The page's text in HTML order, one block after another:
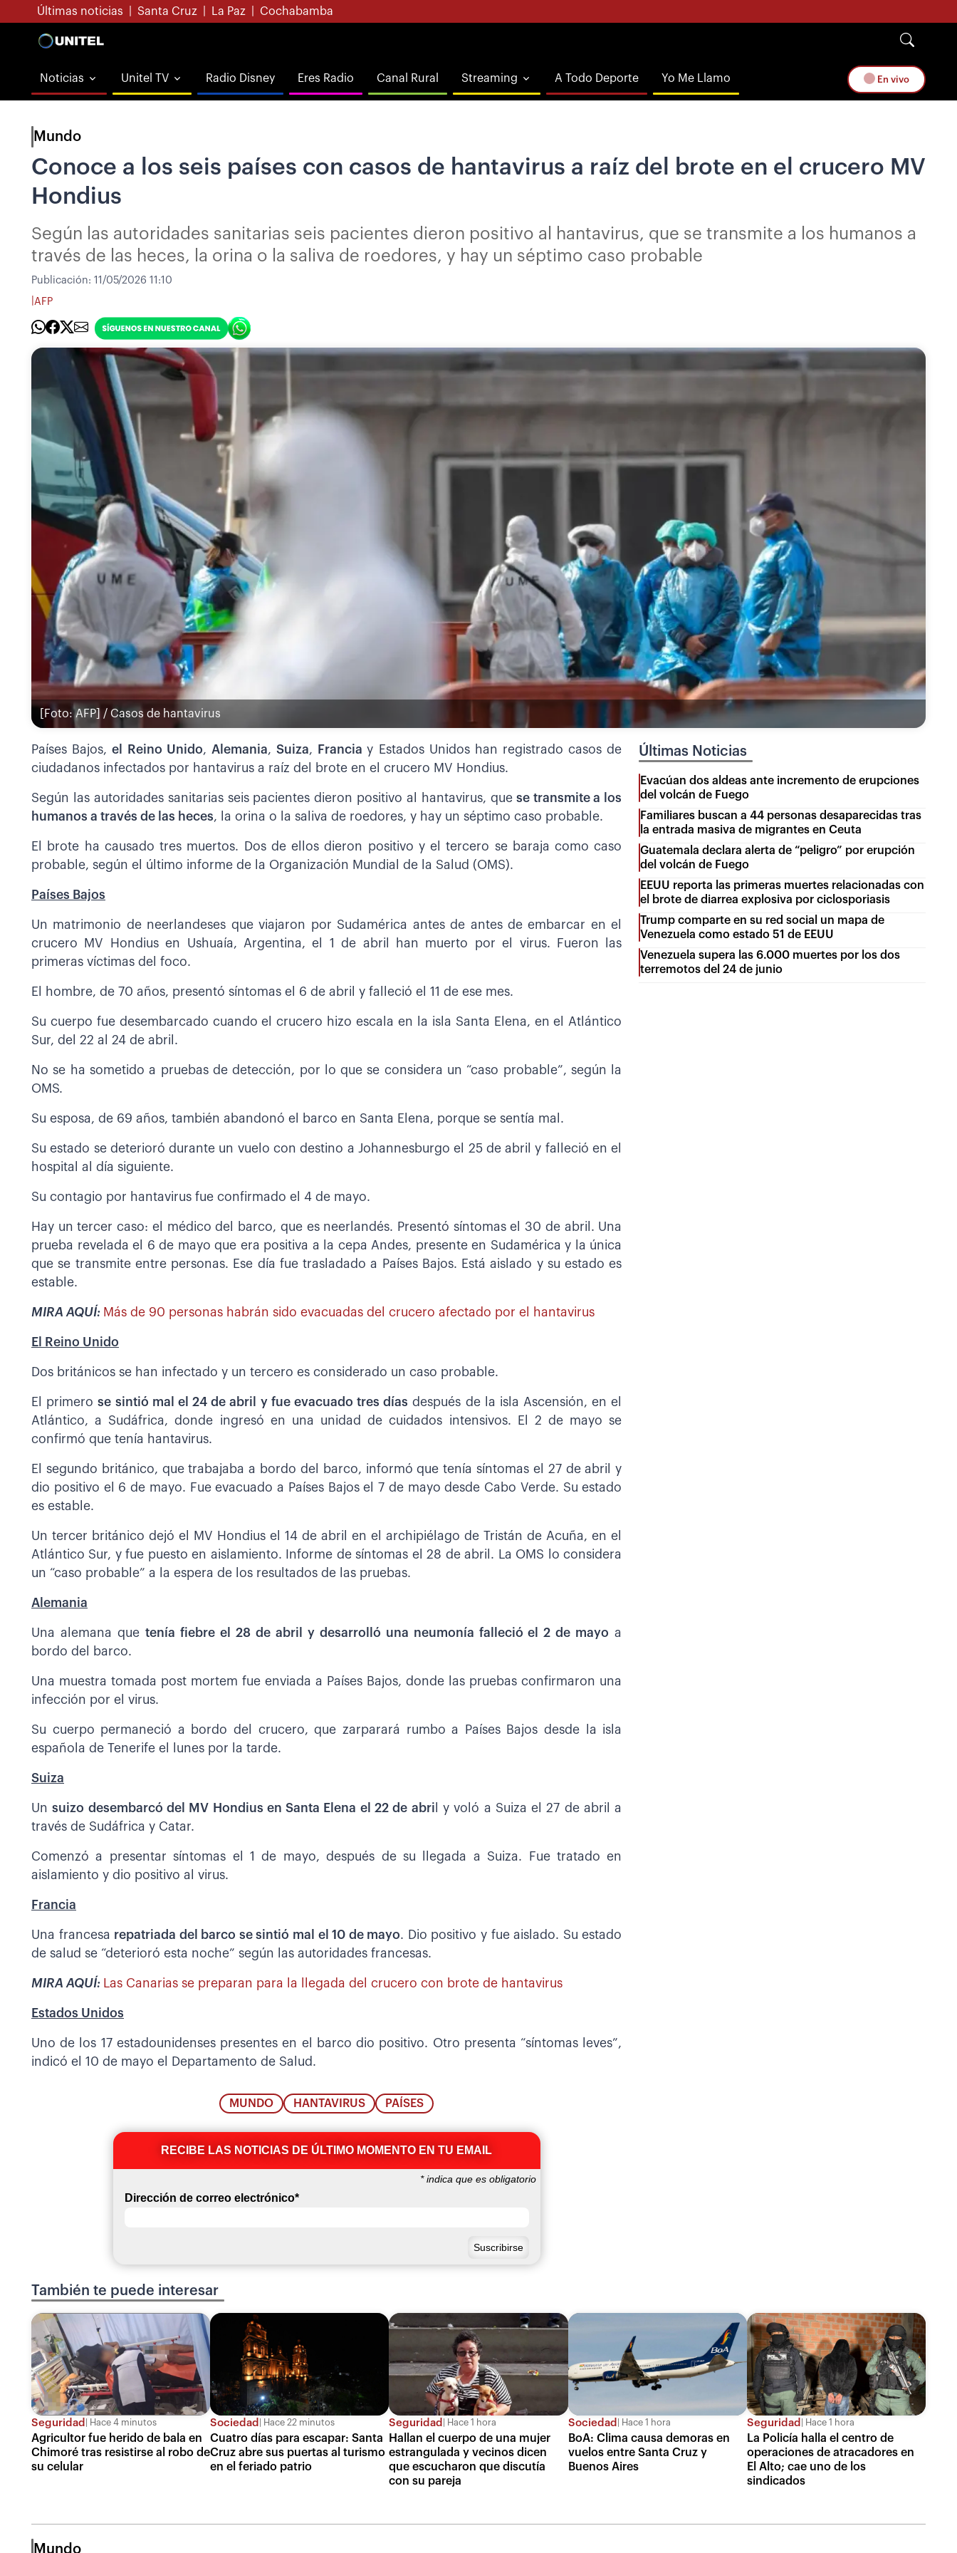
Últimas noticias Santa Cruz La Paz Cochabamba
Noticias Unitel TV Radio Disney Eres Radio Canal Rural Streaming A Todo Deporte Yo Me Llamo En vivo
Mundo
Conoce a los seis países con casos de hantavirus a raíz del brote en el crucero MV
Hondius
Según las autoridades sanitarias seis pacientes dieron positivo al hantavirus, que se transmite a los humanos a
través de las heces, la orina o la saliva de roedores, y hay un séptimo caso probable
Publicación: 11/05/2026 11:10
AFP
[Foto: AFP] / Casos de hantavirus
Países Bajos,el Reino Unido, Alemania,Suiza, Franciay Estados Unidos han registrado casos de
ciudadanos infectados por hantavirus a raíz del brote en el crucero MV Hondius.
Según las autoridades sanitarias seis pacientes dieron positivo al hantavirus, quese transmite a los
humanos a través de las heces, la orina o la saliva de roedores, y hay un séptimo caso probable.
El brote ha causado tres muertos. Dos de ellos dieron positivo y el tercero se baraja como caso
probable, según el último informe de la Organización Mundial de la Salud (OMS).
Países Bajos
Un matrimonio de neerlandeses que viajaron por Sudamérica antes de antes de embarcar en el
crucero MV Hondius en Ushuaía, Argentina, el 1 de abril han muerto por el virus. Fueron las
primeras víctimas del foco.
El hombre, de 70 años, presentó síntomas el 6 de abril y falleció el 11 de ese mes.
Su cuerpo fue desembarcado cuando el crucero hizo escala en la isla Santa Elena, en el Atlántico
Sur, del 22 al 24 de abril.
No se ha sometido a pruebas de detección, por lo que se considera un “caso probable”, según la
OMS.
Su esposa, de 69 años, también abandonó el barco en Santa Elena, porque se sentía mal.
Su estado se deterioró durante un vuelo con destino a Johannesburgo el 25 de abril y falleció en el
hospital al día siguiente.
Su contagio por hantavirus fue confirmado el 4 de mayo.
Hay un tercer caso: el médico del barco, que es neerlandés. Presentó síntomas el 30 de abril. Una
prueba revelada el 6 de mayo que era positiva a la cepa Andes, presente en Sudamérica y la única
que se transmite entre personas. Ese día fue trasladado a Países Bajos. Está aislado y su estado es
estable.
MIRA AQUÍ: Más de 90 personas habrán sido evacuadas del crucero afectado por el hantavirus
El Reino Unido
Dos británicos se han infectado y un tercero es considerado un caso probable.
El primerose sintió mal el 24 de abril y fue evacuado tres días después de la isla Ascensión, en el
Atlántico, a Sudáfrica, donde ingresó en una unidad de cuidados intensivos. El 2 de mayo se
confirmó que tenía hantavirus.
El segundo británico, que trabajaba a bordo del barco, informó que tenía síntomas el 27 de abril y
dio positivo el 6 de mayo. Fue evacuado a Países Bajos el 7 de mayo desde Cabo Verde. Su estado
es estable.
Un tercer británico dejó el MV Hondius el 14 de abril en el archipiélago de Tristán de Acuña, en el
Atlántico Sur, y fue puesto en aislamiento. Informe de síntomas el 28 de abril. La OMS lo considera
un “caso probable” a la espera de los resultados de las pruebas.
Alemania
Una alemana que tenía fiebre el 28 de abril y desarrolló una neumonía falleció el 2 de mayo a
bordo del barco.
Una muestra tomada post mortem fue enviada a Países Bajos, donde las pruebas confirmaron una
infección por el virus.
Su cuerpo permaneció a bordo del crucero, que zarparará rumbo a Países Bajos desde la isla
española de Tenerife el lunes por la tarde.
Suiza
Unsuizo desembarcó del MV Hondius en Santa Elena el 22 de abri l y voló a Suiza el 27 de abril a
través de Sudáfrica y Catar.
Comenzó a presentar síntomas el 1 de mayo, después de su llegada a Suiza. Fue tratado en
aislamiento y dio positivo al virus.
Francia
Una francesa repatriada del barco se sintió mal el 10 de mayo. Dio positivo y fue aislado. Su estado
de salud se “deterioró esta noche” según las autoridades francesas.
MIRA AQUÍ: Las Canarias se preparan para la llegada del crucero con brote de hantavirus
Estados Unidos
Uno de los 17 estadounidenses presentes en el barco dio positivo. Otro presenta “síntomas leves”,
indicó el 10 de mayo el Departamento de Salud.
MUNDO HANTAVIRUS PAÍSES
RECIBE LAS NOTICIAS DE ÚLTIMO MOMENTO EN TU EMAIL
*indica que es obligatorio
Dirección de correo electrónico*
Últimas Noticias
Evacúan dos aldeas ante incremento de erupciones
del volcán de Fuego
Familiares buscan a 44 personas desaparecidas tras
la entrada masiva de migrantes en Ceuta
Guatemala declara alerta de “peligro” por erupción
del volcán de Fuego
EEUU reporta las primeras muertes relacionadas con
el brote de diarrea explosiva por ciclosporiasis
Trump comparte en su red social un mapa de
Venezuela como estado 51 de EEUU
Venezuela supera las 6.000 muertes por los dos
terremotos del 24 de junio
También te puede interesar
Seguridad Hace 4 minutos
Agricultor fue herido de bala en
Chimoré tras resistirse al robo de
su celular
Sociedad Hace 22 minutos
Cuatro días para escapar: Santa
Cruz abre sus puertas al turismo
en el feriado patrio
Seguridad Hace 1 hora
Hallan el cuerpo de una mujer
estrangulada y vecinos dicen
que escucharon que discutía
con su pareja
Sociedad Hace 1 hora
BoA: Clima causa demoras en
vuelos entre Santa Cruz y
Buenos Aires
Seguridad Hace 1 hora
La Policía halla el centro de
operaciones de atracadores en
El Alto; cae uno de los
sindicados
Mundo